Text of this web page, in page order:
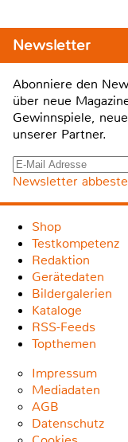
Newsletter
Abonniere den
über neue
Gewinnspiele,
unserer Partner.
Newsletter
Shop
Testkompetenz
Redaktion
Gerätedaten
Bildergalerien
Kataloge
RSS-Feeds
Topthemen
Impressum
Mediadaten
AGB
Datenschutz